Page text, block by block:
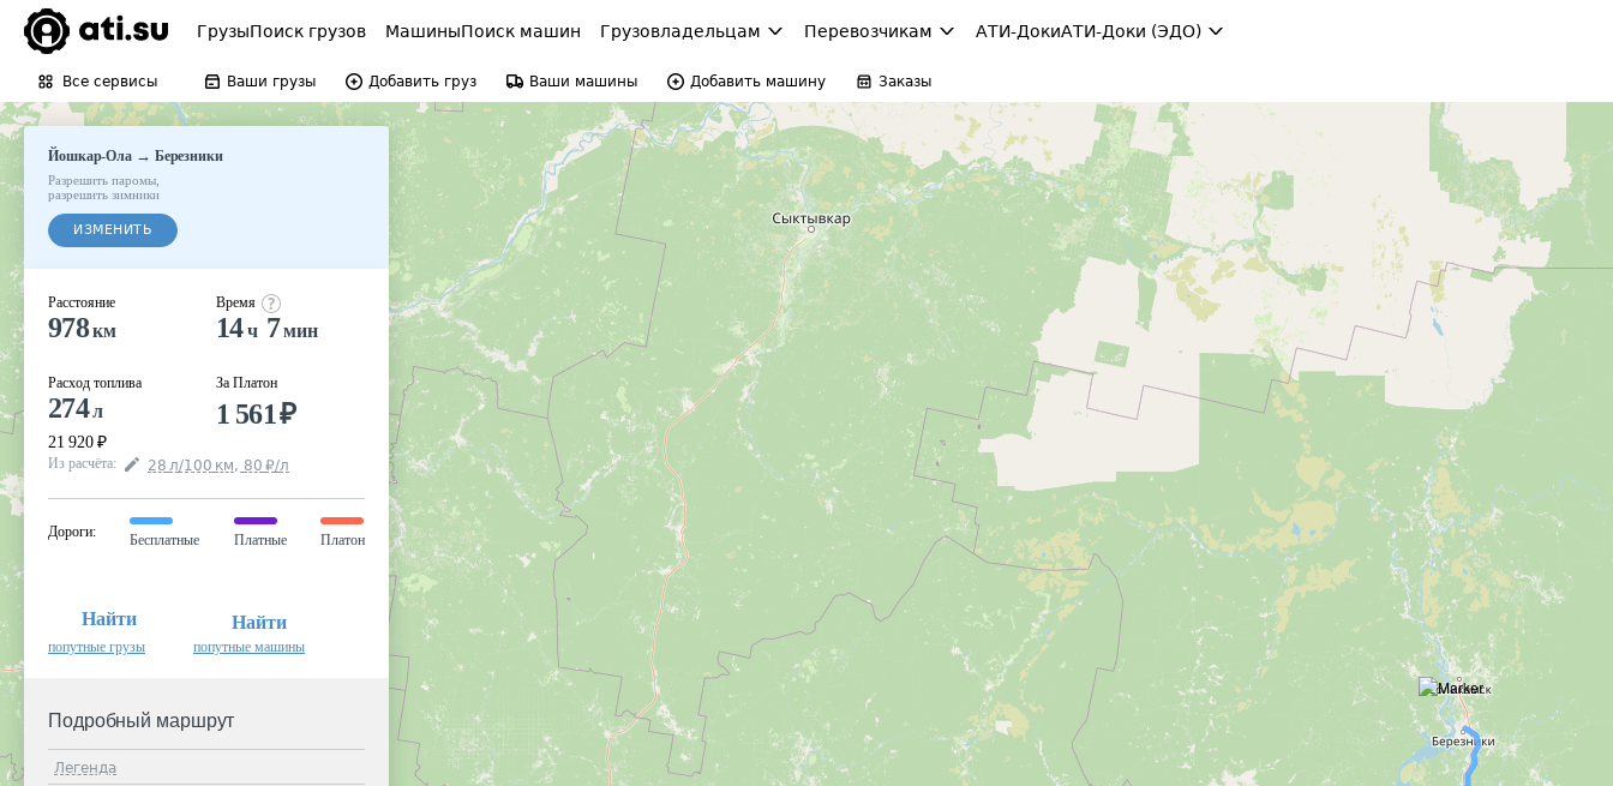
ГрузыПоиск грузов МашиныПоиск машин Грузовладельцам Перевозчикам АТИ-ДокиАТИ-Доки (ЭДО)
Все сервисы Ваши грузы Добавить груз Ваши машины Добавить машину Заказы
Йошкар-Ола → Березники
Разрешить паромы
разрешить зимники
ИЗМЕНИТЬ
Расстояние
978км
Расход топлива
274л
21 920 ₽
Время
14ч 7мин
За Платон
1 561₽
Из расчёта: 28 л/100 км, 80 ₽/л
Дороги:
Бесплатные Платные Платон
Найти
попутные грузы
Найти
попутные машины
Подробный маршрут
Легенда